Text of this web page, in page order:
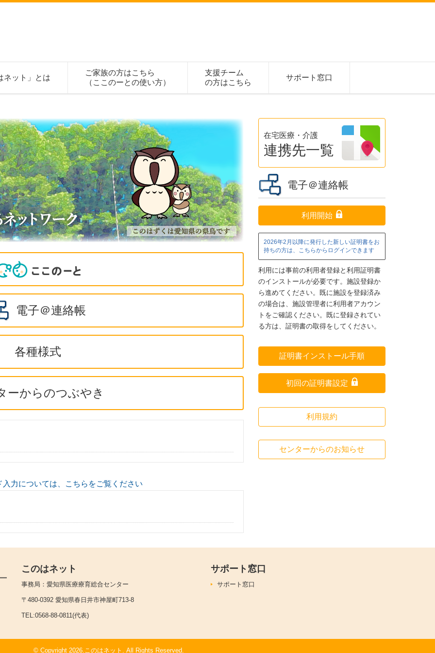
ネット」とは
ご家族の方はこちら
（ここのーとの使い方）
支援チーム
の方はこちら
サポート窓口
電子＠連絡帳
各種様式
ーからのつぶやき
力については、こちらをご覧ください
在宅医療・介護
連携先一覧
電子＠連絡帳
利用開始
2026年2月以降に発行した新しい証明書をお
持ちの方は、こちらからログインできます
利用には事前の利用者登録と利用証明書
のインストールが必要です。施設登録か
ら進めてください。既に施設を登録済み
の場合は、施設管理者に利用者アカウン
トをご確認ください。既に登録されてい
る方は、証明書の取得をしてください。
証明書インストール手順
初回の証明書設定
利用規約
センターからのお知らせ
このはネット
事務局：愛知県医療療育総合センター
〒480-0392 愛知県春日井市神屋町713-8
TEL:0568-88-0811(代表)
サポート窓口
サポート窓口
© Copyright 2026.このはネット. All Rights Reserved.